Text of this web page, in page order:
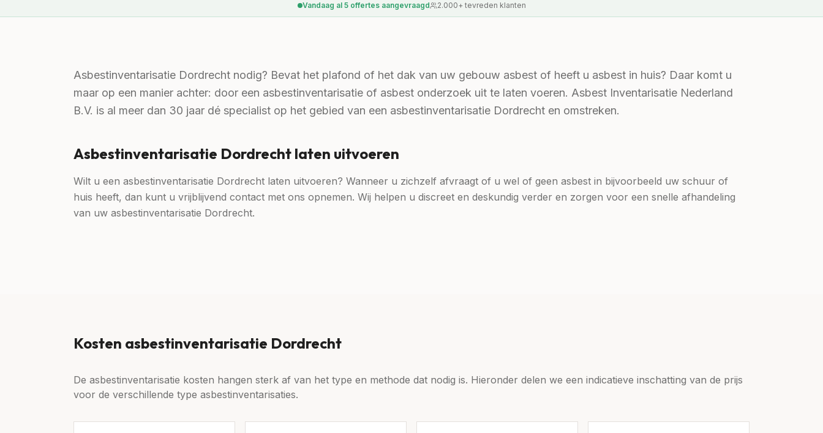
Vandaag al 5offertes aangevraagd 2.000+ tevreden klanten
Asbestinventarisatie Dordrecht nodig? Bevat het plafond of het dak van uw gebouw asbest of heeft u asbest in huis? Daar komt u
maar op een manier achter: door een asbestinventarisatie of asbest onderzoek uit te laten voeren. Asbest Inventarisatie Nederland
B.V. is al meer dan 30 jaar dé specialist op het gebied van een asbestinventarisatie Dordrecht en omstreken.
Asbestinventarisatie Dordrecht laten uitvoeren
Wilt u een asbestinventarisatie Dordrecht laten uitvoeren? Wanneer u zichzelf afvraagt of u wel of geen asbest in bijvoorbeeld uw schuur of
huis heeft, dan kunt u vrijblijvend contact met ons opnemen. Wij helpen u discreet en deskundig verder en zorgen voor een snelle afhandeling
van uw asbestinventarisatie Dordrecht.
Kosten asbestinventarisatie Dordrecht
De asbestinventarisatie kosten hangen sterk af van het type en methode dat nodig is. Hieronder delen we een indicatieve inschatting van de prijs
voor de verschillende type asbestinventarisaties.